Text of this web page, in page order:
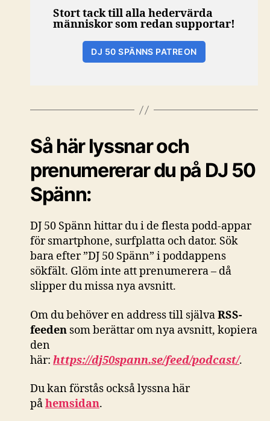
Stort tack till alla hedervärda
människor som redan supportar!
DJ 50 SPÄNNS PATREON
Så här lyssnar och
prenumererar du på DJ 50
Spänn:
DJ 50 Spänn hittar du i de flesta podd-appar
för smartphone, surfplatta och dator. Sök
bara efter ”DJ 50 Spänn” i poddappens
sökfält. Glöm inte att prenumerera – då
slipper du missa nya avsnitt.
Om du behöver en address till självaRSS-
feeden som berättar om nya avsnitt, kopiera
den
här: https://dj50spann.se/feed/podcast/.
Du kan förstås ocksålyssna här
påhemsidan.